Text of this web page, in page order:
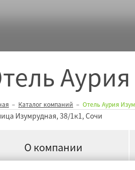
Каталог компаний Отель Аурия
Изумрудная, 38/1к1, Сочи
О компании